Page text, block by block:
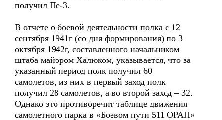
получил Пе-3.
В отчете о боевой деятельности полка с 12
сентября 1941г (со дня формирования) по 3
октября 1942г, составленного начальником
штаба майором Халюком, указывается, что за
указанный период полк получил 60
самолетов, из них в первый заход полк
получил 28 самолетов, а во второй заход – 32.
Однако это противоречит таблице движения
самолетного парка в «Боевом пути 511 ОРАП»